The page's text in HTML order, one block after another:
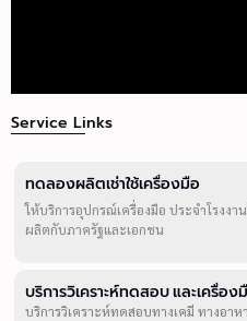
Service Links
ทดลองผลิตเช่าใช้เครื่องมือ
ให้บริการอุปกรณ์เครื่องมือ ประจำโรงง
ผลิตกับภาครัฐและเอกชน
บริการวิเคราะห์ทดสอบ และเครื่อ
บริการวิเคราะห์ทดสอบทางเคมี ทางอา